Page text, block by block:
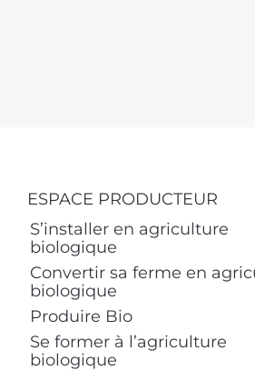
ESPACE PRODUCTEUR
S’installer en agriculture
biologique
Convertir sa ferme en
biologique
Produire Bio
Se former à l’agriculture
biologique